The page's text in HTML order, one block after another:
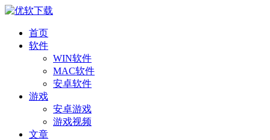
首页
软件
WIN软件
MAC软件
安卓软件
游戏
安卓游戏
游戏视频
文章